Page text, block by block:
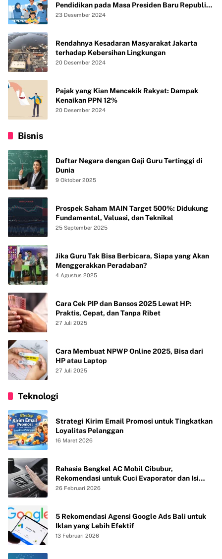
Pendidikan pada Masa Presiden Baru Republik
Indonesia
23 Desember 2024
Rendahnya Kesadaran Masyarakat Jakarta
terhadap Kebersihan Lingkungan
20 Desember 2024
Pajak yang Kian Mencekik Rakyat: Dampak
Kenaikan PPN 12%
20 Desember 2024
Bisnis
Daftar Negara dengan Gaji Guru Tertinggi di
Dunia
9 Oktober 2025
Prospek Saham MAIN Target 500%: Didukung
Fundamental, Valuasi, dan Teknikal
25 September 2025
Jika Guru Tak Bisa Berbicara, Siapa yang Akan
Menggerakkan Peradaban?
4 Agustus 2025
Cara Cek PIP dan Bansos 2025 Lewat HP:
Praktis, Cepat, dan Tanpa Ribet
27 Juli 2025
Cara Membuat NPWP Online 2025, Bisa dari
HP atau Laptop
27 Juli 2025
Teknologi
Strategi Kirim Email Promosi untuk Tingkatkan
Loyalitas Pelanggan
16 Maret 2026
Rahasia Bengkel AC Mobil Cibubur,
Rekomendasi untuk Cuci Evaporator dan Isi
Freon agar AC Mobil Dingin Maksimal Tanpa
26 Februari 2026
5 Rekomendasi Agensi Google Ads Bali untuk
Iklan yang Lebih Efektif
13 Februari 2026